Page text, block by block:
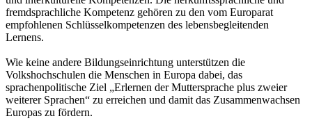
fremdsprachliche Kompetenz gehören zu den vom Europarat
empfohlenen Schlüsselkompetenzen des lebensbegleitenden
Lernens.
Wie keine andere Bildungseinrichtung unterstützen die
Volkshochschulen die Menschen in Europa dabei, das
sprachenpolitische Ziel „Erlernen der Muttersprache plus zweier
weiterer Sprachen“ zu erreichen und damit das Zusammenwachsen
Europas zu fördern.